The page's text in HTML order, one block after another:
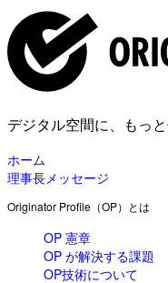
デジタル空間に、もっと
ホーム
理事長メッセージ
Originator Profile（OP）とは
OP 憲章
OP が解決する課題
OP技術について